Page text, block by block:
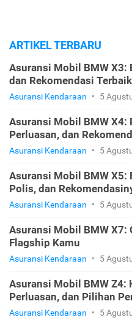
ARTIKEL TERBARU
Asuransi Mobil BMW X3:
dan Rekomendasi Terbaik
Asuransi Kendaraan • 5
Asuransi Mobil BMW
Perluasan, dan
Asuransi Kendaraan • 5
Asuransi Mobil BMW X5:
Polis, dan
Asuransi Kendaraan • 5
Asuransi Mobil BMW X7:
Flagship Kamu
Asuransi Kendaraan • 5
Asuransi Mobil BMW Z4:
Perluasan, dan Pilihan
Asuransi Kendaraan • 5